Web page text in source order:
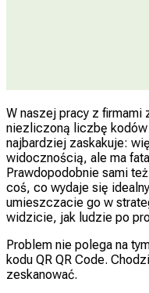
W naszej pracy z firmami
niezliczoną liczbę kodów
najbardziej zaskakuje:
widocznością, ale ma
Prawdopodobnie sami
coś, co wydaje się
umieszczacie go w
widzicie, jak ludzie po
Problem nie polega na
kodu QR QR Code.
zeskanować.